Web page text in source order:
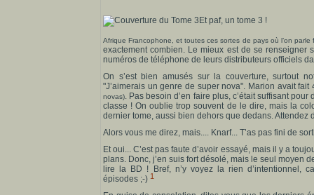
Et paf, un tome 3 !
Afrique Francophone, et toutes ces sortes de pays où l’on parle
exactement combien. Le mieux est de se
numéros de téléphone de leurs distributeurs officiels
On s’est bien amusés sur la couverture, surtout
"J’aimerais un genre de super nova". Marion avait fait
novas)
. Pas besoin d’en faire plus, c’était suffisant
classe ! On oublie trop souvent de le dire, mais la
dernier tome, aussi bien dehors que dedans. Attendez
Alors vous me direz, mais.... Knarf... T’as pas fini de
Et oui... C’est pas faute d’avoir essayé, mais il y a
plans. Donc, j’en suis fort désolé, mais le seul moyen
lire la BD ! Bref, n’y voyez la rien d’intentionnel,
épisodes ;-) 1